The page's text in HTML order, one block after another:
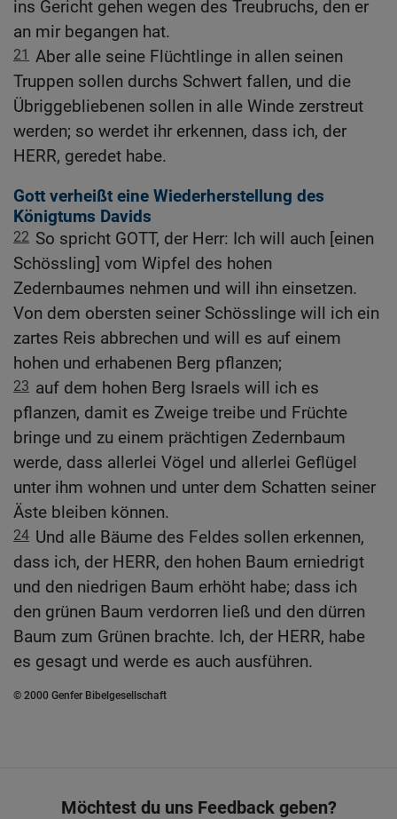
ins Gericht gehen wegen des Treubruchs, den er
an mir begangen hat.
21 Aber alle seine Flüchtlinge in allen seinen
Truppen sollen durchs Schwert fallen, und die
Übriggebliebenen sollen in alle Winde zerstreut
werden; so werdet ihr erkennen, dass ich, der
HERR, geredet habe.
Gott verheißt eine Wiederherstellung des
Königtums Davids
22 So spricht GOTT, der Herr: Ich will auch [einen
Schössling] vom Wipfel des hohen
Zedernbaumes nehmen und will ihn einsetzen.
Von dem obersten seiner Schösslinge will ich ein
zartes Reis abbrechen und will es auf einem
hohen und erhabenen Berg pflanzen;
23 auf dem hohen Berg Israels will ich es
pflanzen, damit es Zweige treibe und Früchte
bringe und zu einem prächtigen Zedernbaum
werde, dass allerlei Vögel und allerlei Geflügel
unter ihm wohnen und unter dem Schatten seiner
Äste bleiben können.
24 Und alle Bäume des Feldes sollen erkennen,
dass ich, der HERR, den hohen Baum erniedrigt
und den niedrigen Baum erhöht habe; dass ich
den grünen Baum verdorren ließ und den dürren
Baum zum Grünen brachte. Ich, der HERR, habe
es gesagt und werde es auch ausführen.
© 2000 Genfer Bibelgesellschaft
Möchtest du uns Feedback geben?